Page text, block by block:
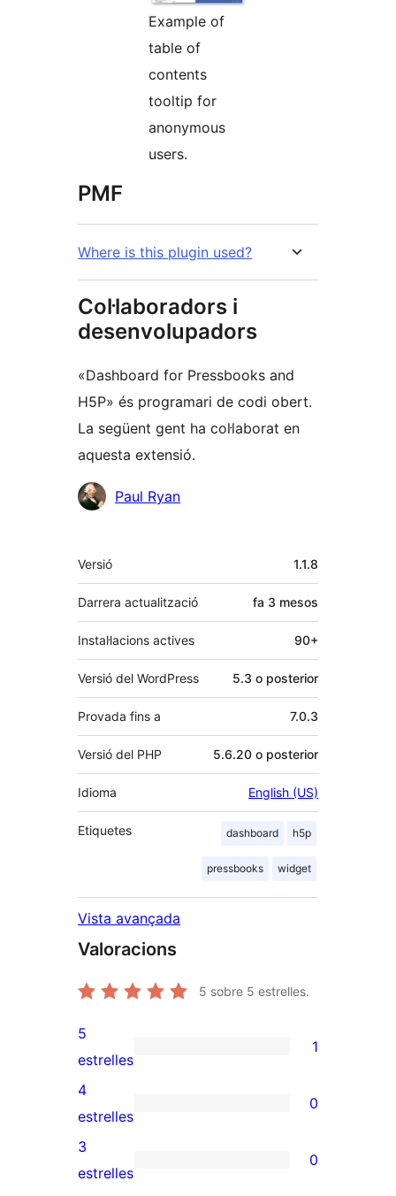
Example of
table of
contents
tooltip for
anonymous
users.
PMF
Where is this plugin used?
Col·laboradors i
desenvolupadors
«Dashboard for Pressbooks and
H5P» és programari de codi obert.
La següent gent ha col·laborat en
aquesta extensió.
Col·laboradors
Paul Ryan
Meta
Versió 1.1.8
Darrera actualització fa 3 mesos
Instal·lacions actives 90+
Versió del WordPress 5.3 o posterior
Provada fins a 7.0.3
Versió del PHP 5.6.20 o posterior
Idioma English (US)
Etiquetes dashboard h5p
pressbooks widget
Vista avançada
Valoracions
5 sobre 5 estrelles.
1
valoració
de
5
estrelles
5
estrelles
1
0
valoracions
de
4
estrelles
0
0
3
estrelles
0